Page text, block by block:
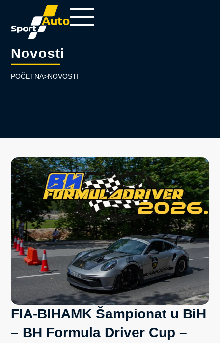
Novosti
POČETNA>NOVOSTI
FIA-BIHAMK Šampionat u BiH
– BH Formula Driver Cup –